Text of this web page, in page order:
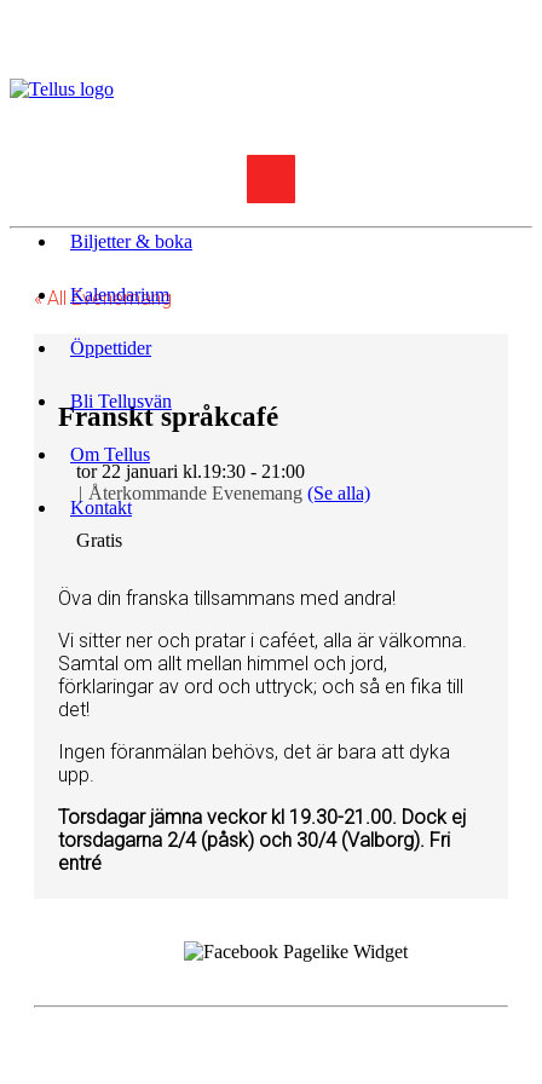
Biljetter & boka
Kalendarium
Öppettider
Bli Tellusvän
Om Tellus
Kontakt
« All Evenemang
Franskt språkcafé
tor 22 januari kl.19:30 - 21:00
| Återkommande Evenemang (Se alla)
Gratis
Öva din franska tillsammans med andra!
Vi sitter ner och pratar i caféet, alla är välkomna.
Samtal om allt mellan himmel och jord,
förklaringar av ord och uttryck; och så en fika till
det!
Ingen föranmälan behövs, det är bara att dyka
upp.
Torsdagar jämna veckor kl 19.30-21.00. Dock ej
torsdagarna 2/4 (påsk) och 30/4 (Valborg). Fri
entré